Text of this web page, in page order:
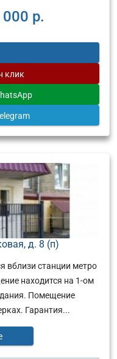
р.
клик
д. 8 (п)
вблизи станции метро
находится на 1-ом
Помещение
Гарантия...